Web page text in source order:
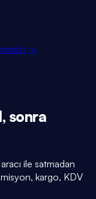
→
sonra
ile satmadan
kargo, KDV